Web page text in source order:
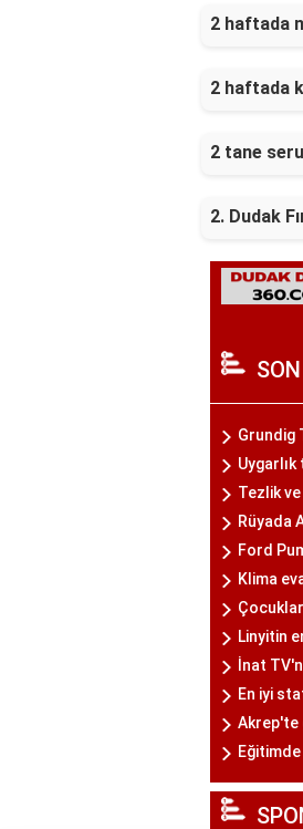
2 haftada
2 haftada
2 tane
2. Dudak
Grundig
Tezlik
Rüyada
Ford
Klima
Linyitin
İnat
En iyi
Akrep'te